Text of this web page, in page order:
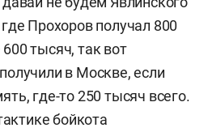
Прохоров получал 800
тысяч, так вот
в Москве, если
где-то 250 тысяч всего.
бойкота